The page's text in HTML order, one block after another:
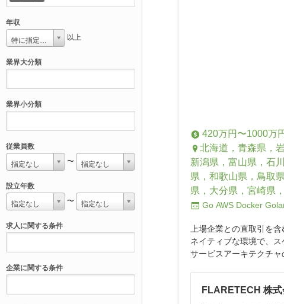
年収
特に指定しない 以上
業界大分類
業界小分類
従業員数
指定なし 〜 指定なし
設立年数
指定なし 〜 指定なし
求人に関する条件
企業に関する条件
420万円〜1000万
北海道，青森県，
新潟県，富山県，石
県，和歌山県，鳥取
県，大分県，宮崎県
Go AWS Docker
上場企業との直取引を
ネイティブな環境で、
サービスアーキテクチャ
FLARETECH 株式